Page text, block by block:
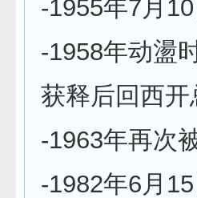
-1955年7月
-1958年动盪
获释后回西开
-1963年再次
-1982年6月